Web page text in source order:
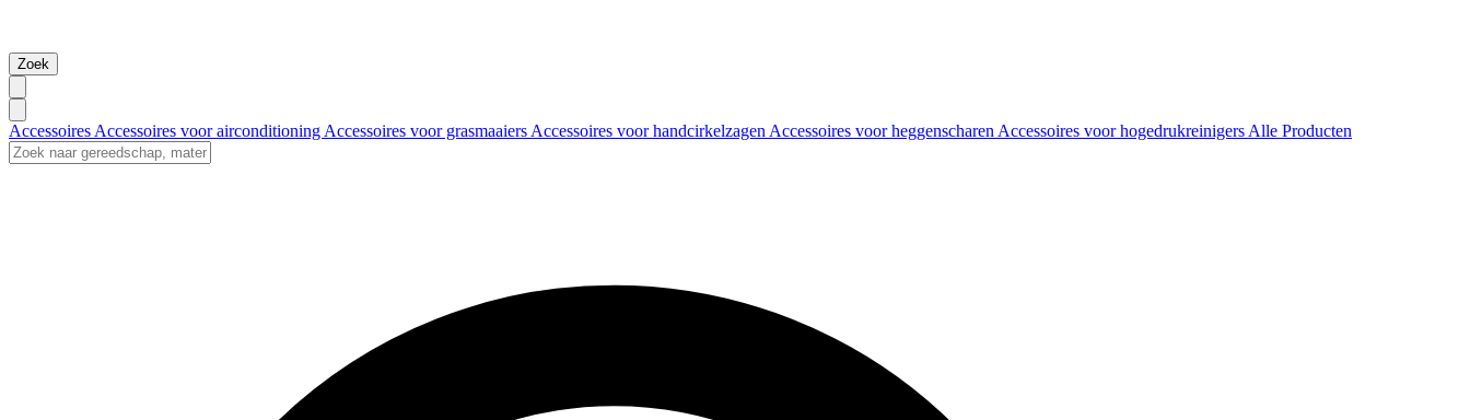
Zoek
Accessoires Accessoires voor airconditioning Accessoires voor grasmaaiers Accessoires voor handcirkelzagen Accessoires voor heggenscharen Accessoires voor hogedrukreinigers Alle Producten